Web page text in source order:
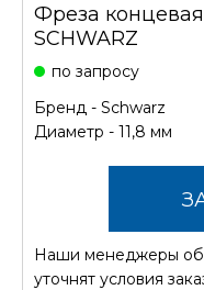
Фреза концевая
SCHWARZ
по запросу
Бренд - Schwarz
Диаметр - 11,8 мм
Наши менеджеры
уточнят условия